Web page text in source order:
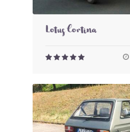
Lotus Cortina